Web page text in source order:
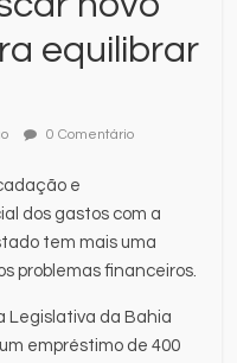
equilibrar
0 Comentário
e
dos gastos com a
tem mais uma
problemas financeiros.
Legislativa da Bahia
empréstimo de 400